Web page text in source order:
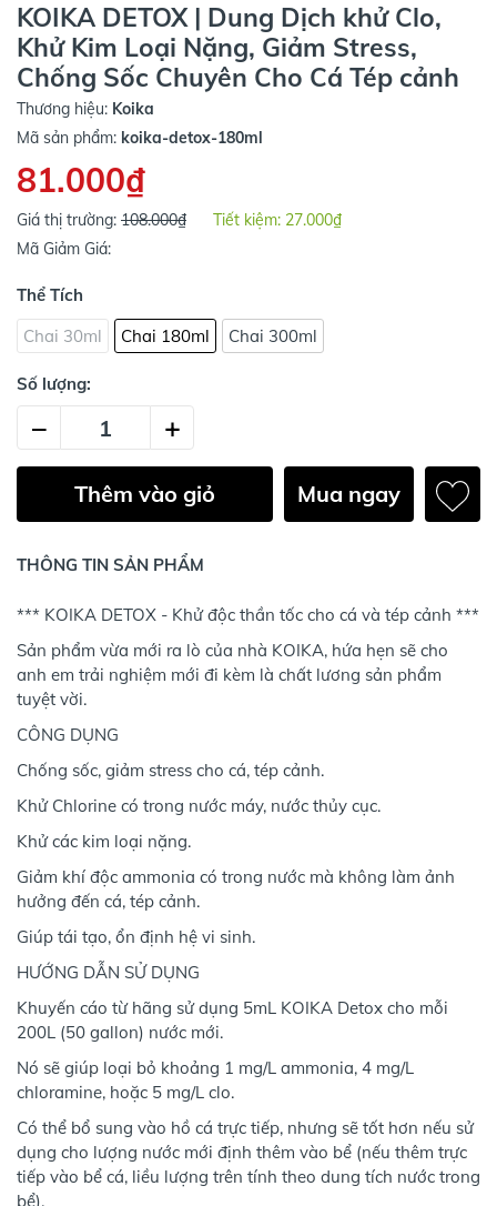
KOIKA DETOX | Dung Dịch khử Clo,
Khử Kim Loại Nặng, Giảm Stress,
Chống Sốc Chuyên Cho Cá Tép cảnh
Thương hiệu: Koika
Mã sản phẩm: koika-detox-180ml
81.000₫
Giá thị trường: 108.000₫ Tiết kiệm: 27.000₫
Mã Giảm Giá:
Thể Tích
Chai 30ml
Chai 180ml Chai 300ml
Số lượng:
– +
Thêm vào giỏ Mua ngay
THÔNG TIN SẢN PHẨM
*** KOIKA DETOX - Khử độc thần tốc cho cá và tép cảnh ***
Sản phẩm vừa mới ra lò của nhà KOIKA, hứa hẹn sẽ cho
anh em trải nghiệm mới đi kèm là chất lương sản phẩm
tuyệt vời.
CÔNG DỤNG
Chống sốc, giảm stress cho cá, tép cảnh.
Khử Chlorine có trong nước máy, nước thủy cục.
Khử các kim loại nặng.
Giảm khí độc ammonia có trong nước mà không làm ảnh
hưởng đến cá, tép cảnh.
Giúp tái tạo, ổn định hệ vi sinh.
HƯỚNG DẪN SỬ DỤNG
Khuyến cáo từ hãng sử dụng 5mL KOIKA Detox cho mỗi
200L (50 gallon) nước mới.
Nó sẽ giúp loại bỏ khoảng 1 mg/L ammonia, 4 mg/L
chloramine, hoặc 5 mg/L clo.
Có thể bổ sung vào hồ cá trực tiếp, nhưng sẽ tốt hơn nếu sử
dụng cho lượng nước mới định thêm vào bể (nếu thêm trực
tiếp vào bể cá, liều lượng trên tính theo dung tích nước trong
bể).